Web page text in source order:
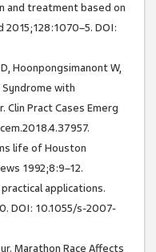
and treatment based on
2015;128:1070–5. DOI:
Hoonpongsimanont W,
Syndrome with
Clin Pract Cases Emerg
life of Houston
1992;8:9–12.
practical applications.
DOI: 10.1055/s-2007-
Marathon Race Affects